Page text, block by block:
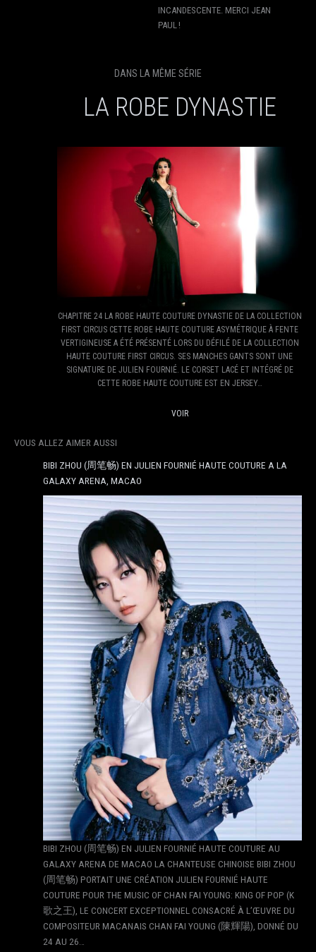
INCANDESCENTE. MERCI JEAN
PAUL !
DANS LA MÊME SÉRIE
LA ROBE DYNASTIE
CHAPITRE 24 LA ROBE HAUTE COUTURE DYNASTIE DE LA COLLECTION
FIRST CIRCUS CETTE ROBE HAUTE COUTURE ASYMÉTRIQUE À FENTE
VERTIGINEUSE A ÉTÉ PRÉSENTÉ LORS DU DÉFILÉ DE LA COLLECTION
HAUTE COUTURE FIRST CIRCUS. SES MANCHES GANTS SONT UNE
SIGNATURE DE JULIEN FOURNIÉ. LE CORSET LACÉ ET INTÉGRÉ DE
CETTE ROBE HAUTE COUTURE EST EN JERSEY…
VOIR
VOUS ALLEZ AIMER AUSSI
BIBI ZHOU (周笔畅) EN JULIEN FOURNIÉ HAUTE COUTURE A LA
GALAXY ARENA, MACAO
BIBI ZHOU (周笔畅) EN JULIEN FOURNIÉ HAUTE COUTURE AU
GALAXY ARENA DE MACAO LA CHANTEUSE CHINOISE BIBI ZHOU
(周笔畅) PORTAIT UNE CRÉATION JULIEN FOURNIÉ HAUTE
COUTURE POUR THE MUSIC OF CHAN FAI YOUNG: KING OF POP (K
歌之王), LE CONCERT EXCEPTIONNEL CONSACRÉ À L’ŒUVRE DU
COMPOSITEUR MACANAIS CHAN FAI YOUNG (陳輝陽), DONNÉ DU
24 AU 26…